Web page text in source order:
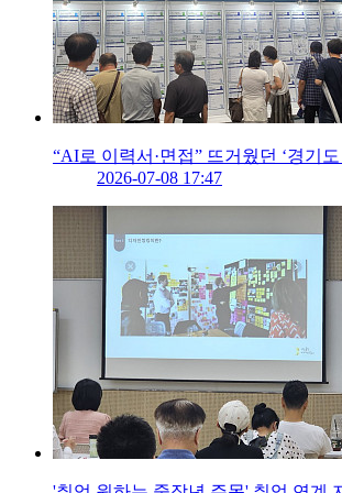
“AI로 이력서·면접” 뜨거웠던 ‘경기
2026-07-08 17:47